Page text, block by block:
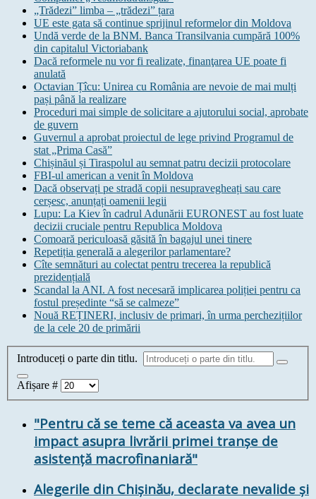
„Trădezi” limba – „trădezi” țara
UE este gata să continue sprijinul reformelor din Moldova
Undă verde de la BNM. Banca Transilvania cumpără 100%
din capitalul Victoriabank
Dacă reformele nu vor fi realizate, finanţarea UE poate fi
anulată
Octavian Țîcu: Unirea cu România are nevoie de mai mulți
pași până la realizare
Proceduri mai simple de solicitare a ajutorului social, aprobate
de guvern
Guvernul a aprobat proiectul de lege privind Programul de
stat „Prima Casă”
Chișinăul și Tiraspolul au semnat patru decizii protocolare
FBI-ul american a venit în Moldova
Dacă observați pe stradă copii nesupravegheați sau care
cerșesc, anunțați oamenii legii
Lupu: La Kiev în cadrul Adunării EURONEST au fost luate
decizii cruciale pentru Republica Moldova
Comoară periculoasă găsită în bagajul unei tinere
Repetiția generală a alegerilor parlamentare?
Cîte semnături au colectat pentru trecerea la republică
prezidențială
Scandal la ANI. A fost necesară implicarea poliției pentru ca
fostul președinte “să se calmeze”
Nouă REȚINERI, inclusiv de primari, în urma perchezițiilor
de la cele 20 de primării
Introduceți o parte din titlu.
Afișare #
"Pentru că se teme că aceasta va avea un
impact asupra livrării primei tranșe de
asistență macrofinaniară"
Alegerile din Chișinău, declarate nevalide și